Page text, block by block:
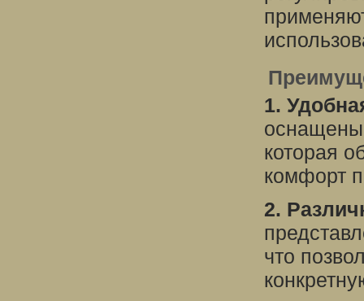
1.
оснащены
которая
комфорт
2.
что